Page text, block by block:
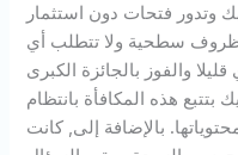
وتدور فتحات دون استثمار
الظروف سطحية ولا تتطلب أي
والفوز بالجائزة الكبرى
هذه المكافأة بانتظام
بالإضافة إلى, كانت